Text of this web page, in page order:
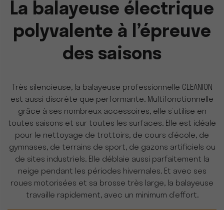
La balayeuse électrique
polyvalente à l’épreuve
des saisons
Très silencieuse, la balayeuse professionnelle CLEANION
est aussi discrète que performante. Multifonctionnelle
grâce à ses nombreux accessoires, elle s’utilise en
toutes saisons et sur toutes les surfaces. Elle est idéale
pour le nettoyage de trottoirs, de cours d’école, de
gymnases, de terrains de sport, de gazons artificiels ou
de sites industriels. Elle déblaie aussi parfaitement la
neige pendant les périodes hivernales. Et avec ses
roues motorisées et sa brosse très large, la balayeuse
travaille rapidement, avec un minimum d’effort.